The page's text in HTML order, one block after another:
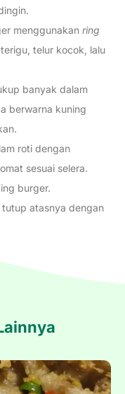
menggunakan ring
telur kocok, lalu
banyak dalam
berwarna kuning
roti dengan
sesuai selera.
burger.
atasnya dengan